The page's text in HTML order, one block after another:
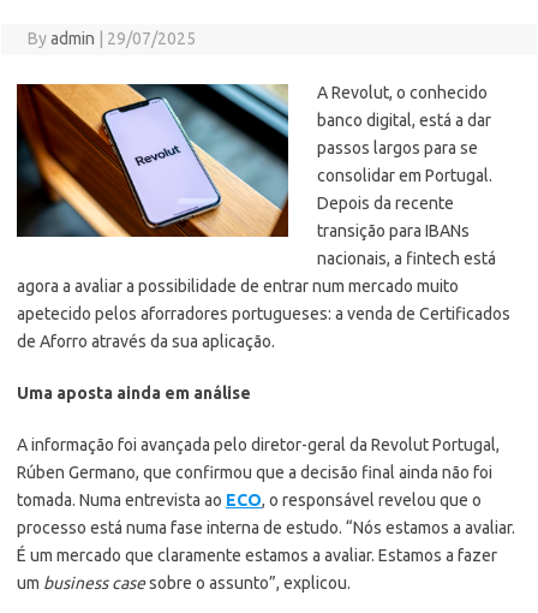
Byadmin 29/07/2025
A Revolut, o conhecido
banco digital, está a dar
passos largos para se
consolidar em Portugal.
Depois da recente
transição para IBANs
nacionais, a fintech está
agora a avaliar a possibilidade de entrar num mercado muito
apetecido pelos aforradores portugueses: a venda de Certificados
de Aforro através da sua aplicação.
Uma aposta ainda em análise
A informação foi avançada pelo diretor-geral da Revolut Portugal,
Rúben Germano, que confirmou que a decisão final ainda não foi
tomada. Numa entrevista ao ECO, o responsável revelou que o
processo está numa fase interna de estudo. “Nós estamos a avaliar.
É um mercado que claramente estamos a avaliar. Estamos a fazer
um business casesobre o assunto”, explicou.